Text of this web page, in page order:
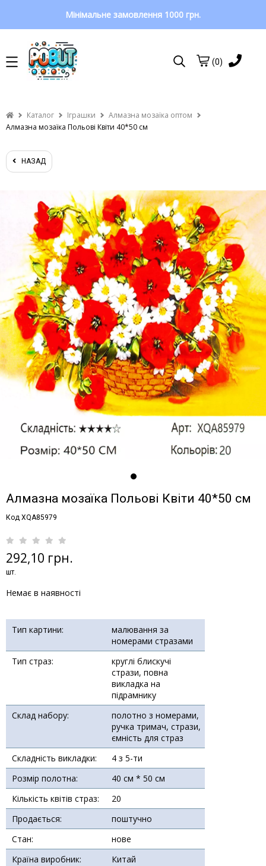
Мінімальне замовлення 1000 грн.
(0)
Каталог Іграшки
Алмазна мозаїка оптом
Алмазна мозаїка Польові Квіти 40*50 см
НАЗАД
Алмазна мозаїка Польові Квіти 40*50 см
Код XQA85979
292,10 грн.
шт.
Немає в наявності
Тип картини:
малювання за
номерами стразами
Тип страз:
круглі блискучі
стрази, повна
викладка на
підрамнику
Склад набору:
полотно з номерами,
ручка тримач, стрази,
ємність для страз
Складність викладки:
4 з 5-ти
Розмір полотна:
40 см * 50 см
Кількість квітів страз:
20
Продається:
поштучно
Стан:
нове
Країна виробник:
Китай